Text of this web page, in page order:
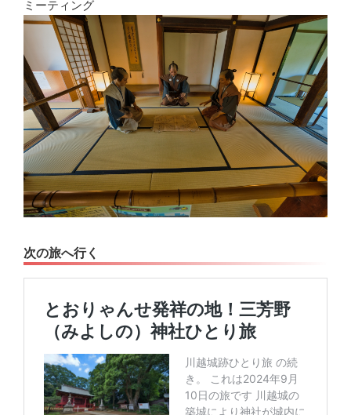
ミーティング
次の旅へ行く